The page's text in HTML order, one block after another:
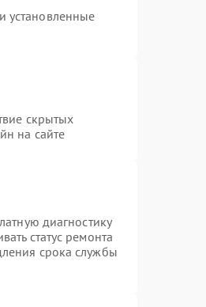
установленные
скрытых
на сайте
диагностику
статус ремонта
срока службы